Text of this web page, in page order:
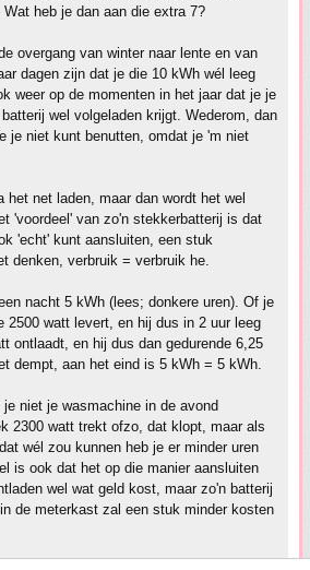
heb je dan aan die extra 7?
overgang van winter naar lente en van
dagen zijn dat je die 10 kWh wél leeg
weer op de momenten in het jaar dat je je
wel volgeladen krijgt. Wederom, dan
je niet kunt benutten, omdat je 'm niet
het net laden, maar dan wordt het wel
'voordeel' van zo'n stekkerbatterij is dat
'echt' kunt aansluiten, een stuk
denken, verbruik = verbruik he.
nacht 5 kWh (lees; donkere uren). Of je
2500 watt levert, en hij dus in 2 uur leeg
ontlaadt, en hij dus dan gedurende 6,25
dempt, aan het eind is 5 kWh = 5 kWh.
niet je wasmachine in de avond
2300 watt trekt ofzo, dat klopt, maar als
wél zou kunnen heb je er minder uren
is ook dat het op die manier aansluiten
wel wat geld kost, maar zo'n batterij
de meterkast zal een stuk minder kosten